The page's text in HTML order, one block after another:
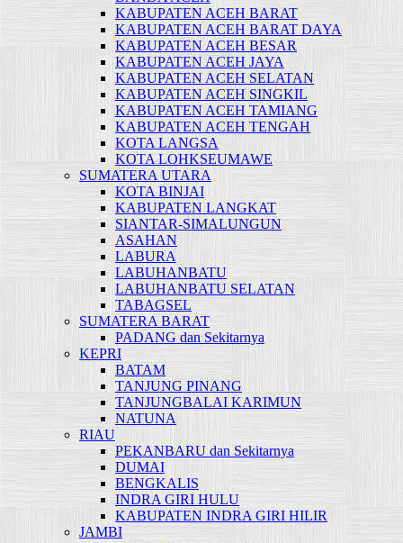
KABUPATEN ACEH BARAT
KABUPATEN ACEH BARAT DAYA
KABUPATEN ACEH BESAR
KABUPATEN ACEH JAYA
KABUPATEN ACEH SELATAN
KABUPATEN ACEH SINGKIL
KABUPATEN ACEH TAMIANG
KABUPATEN ACEH TENGAH
KOTA LANGSA
KOTA LOHKSEUMAWE
SUMATERA UTARA
KOTA BINJAI
KABUPATEN LANGKAT
SIANTAR-SIMALUNGUN
ASAHAN
LABURA
LABUHANBATU
LABUHANBATU SELATAN
TABAGSEL
SUMATERA BARAT
PADANG dan Sekitarnya
KEPRI
BATAM
TANJUNG PINANG
TANJUNGBALAI KARIMUN
NATUNA
RIAU
PEKANBARU dan Sekitarnya
DUMAI
BENGKALIS
INDRA GIRI HULU
KABUPATEN INDRA GIRI HILIR
JAMBI